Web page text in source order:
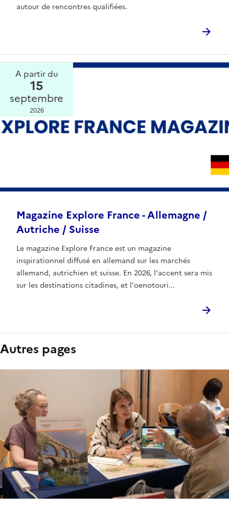
autour de rencontres qualifiées.
Magazine Explore France - Allemagne /
Autriche / Suisse
Le magazine Explore France est un magazine
inspirationnel diffusé en allemand sur les marchés
allemand, autrichien et suisse. En 2026, l'accent sera mis
sur les destinations citadines, et l'oenotouri...
A partir du
15
septembre
2026
Autres pages